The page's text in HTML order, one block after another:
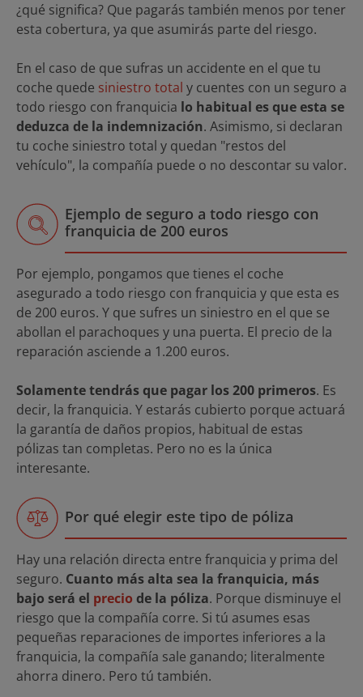
¿qué significa? Que pagarás también menos por tener
esta cobertura, ya que asumirás parte del riesgo.
En el caso de que sufras un accidente en el que tu
coche quede siniestro total y cuentes con un seguro a
todo riesgo con franquicia lo habitual es que esta se
deduzca de la indemnización. Asimismo, si declaran
tu coche siniestro total y quedan "restos del
vehículo", la compañía puede o no descontar su valor.
Ejemplo de seguro a todo riesgo con
franquicia de 200 euros
Por ejemplo, pongamos que tienes el coche
asegurado a todo riesgo con franquicia y que esta es
de 200 euros. Y que sufres un siniestro en el que se
abollan el parachoques y una puerta. El precio de la
reparación asciende a 1.200 euros.
Solamente tendrás que pagar los 200 primeros. Es
decir, la franquicia. Y estarás cubierto porque actuará
la garantía de daños propios, habitual de estas
pólizas tan completas. Pero no es la única
interesante.
Por qué elegir este tipo de póliza
Hay una relación directa entre franquicia y prima del
seguro. Cuanto más alta sea la franquicia, más
bajo será el precio de la póliza. Porque disminuye el
riesgo que la compañía corre. Si tú asumes esas
pequeñas reparaciones de importes inferiores a la
franquicia, la compañía sale ganando; literalmente
ahorra dinero. Pero tú también.